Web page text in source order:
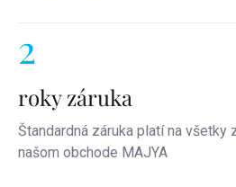
2
roky záruka
Štandardná záruka platí na všetky
našom obchode MAJYA